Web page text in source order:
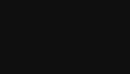
vienībā. Mūsu sortimentā ir
Kuri daudzu gadu nepārtrauktā